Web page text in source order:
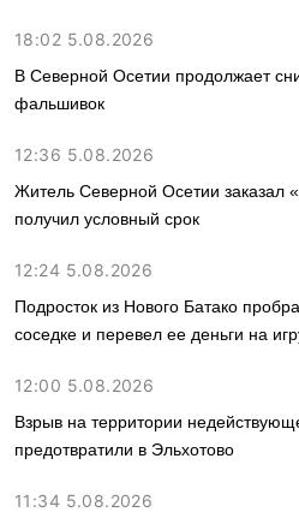
18:02 5.08.2026
В Северной Осетии продолжает
фальшивок
12:36 5.08.2026
Житель Северной Осетии заказал
получил условный срок
12:24 5.08.2026
Подросток из Нового Батако
соседке и перевел ее деньги на
12:00 5.08.2026
Взрыв на территории
предотвратили в Эльхотово
11:34 5.08.2026